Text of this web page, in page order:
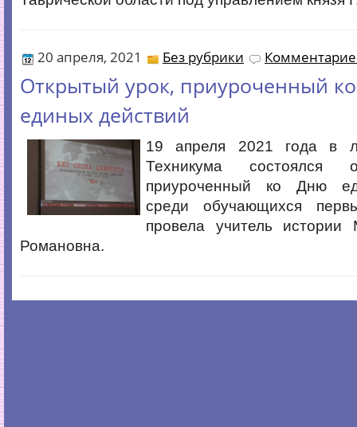
20 апреля, 2021 Без рубрики
Открытый урок, приуроченный
единых действий
19 апреля 2021 года в
Техникума состоялся
приуроченный ко Дню
среди обучающихся
провела учитель
Романовна.